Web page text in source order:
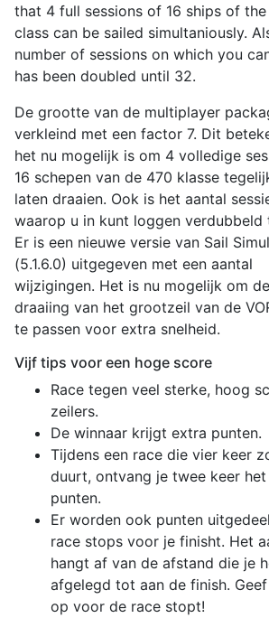
that 4 full sessions of 16 ships of
class can be sailed simultaniously.
number of sessions on which you
has been doubled until 32.
De grootte van de multiplayer
verkleind met een factor 7. Dit
het nu mogelijk is om 4 volledige
16 schepen van de 470 klasse
laten draaien. Ook is het aantal
waarop u in kunt loggen verdubbeld
Er is een nieuwe versie van Sail
(5.1.6.0) uitgegeven met een aantal
wijzigingen. Het is nu mogelijk om de
draaiing van het grootzeil van de
te passen voor extra snelheid.
Vijf tips voor een hoge score
Race tegen veel sterke, hoog
zeilers.
De winnaar krijgt extra punten.
Tijdens een race die vier keer
duurt, ontvang je twee keer
punten.
Er worden ook punten
race stops voor je finisht. Het
hangt af van de afstand die je
afgelegd tot aan de finish.
op voor de race stopt!